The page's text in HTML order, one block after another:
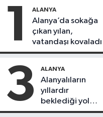
1 ALANYA
Alanya’da sokağa
çıkan yılan,
vatandaşı kovaladı
3 ALANYA
Alanyalıların
yıllardır
beklediği yol
askıdan döndü